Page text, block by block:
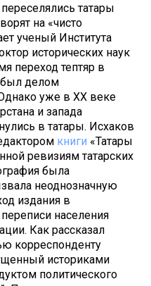
татары
на «чисто
ученый Института
исторических наук
переход тептяр в
делом
уже в XX веке
и запада
в татары. Исхаков
книги «Татары
ревизиям татарских
была
неоднозначную
издания в
населения
Как рассказал
корреспонденту
историками
политического